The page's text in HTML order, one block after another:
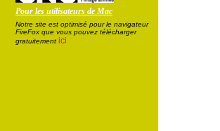
Pour les utilisateurs de Mac
Notre site est optimisé pour le navigateur
FireFox que vous pouvez télécharger
gratuitement ici